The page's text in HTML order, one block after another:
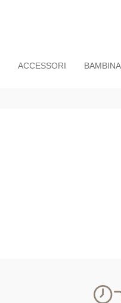
ACCESSORI BAMBINA